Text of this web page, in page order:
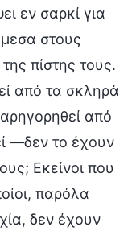
εν σαρκί για
στους
πίστης τους.
από τα σκληρά
από
—δεν το έχουν
Εκείνοι που
παρόλα
δεν έχουν